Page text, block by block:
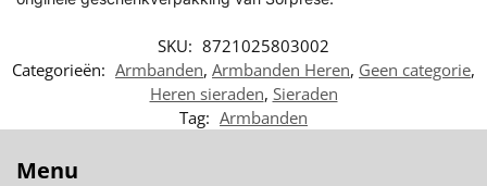
SKU: 8721025803002
Categorieën: Armbanden, Armbanden Heren, Geen categorie,
Heren sieraden, Sieraden
Tag: Armbanden
Menu